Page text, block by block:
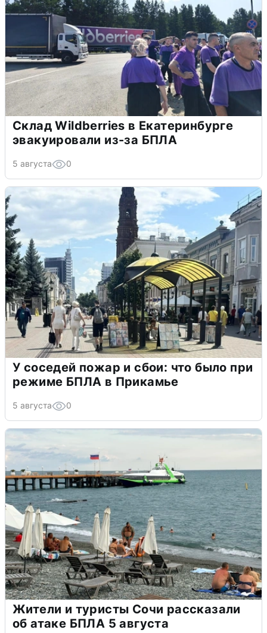
Склад Wildberries в Екатеринбурге
эвакуировали из-за БПЛА
5 августа 0
У соседей пожар и сбои: что было при
режиме БПЛА в Прикамье
5 августа 0
Жители и туристы Сочи рассказали
об атаке БПЛА 5 августа